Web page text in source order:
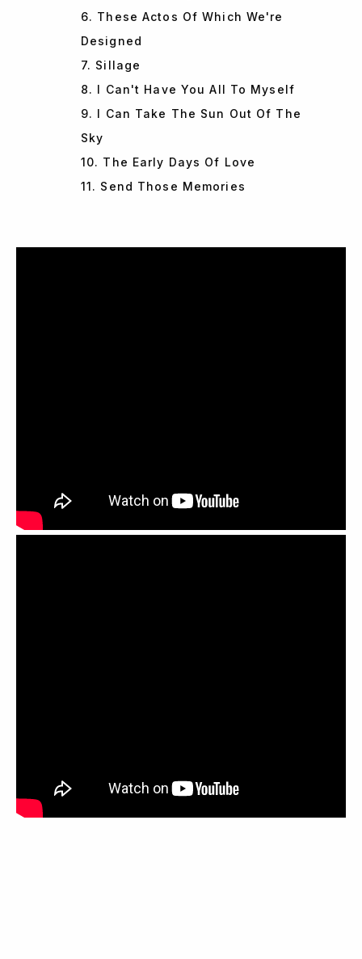
6. These Actos Of Which We're
Designed
7. Sillage
8. I Can't Have You All To Myself
9. I Can Take The Sun Out Of The
Sky
10. The Early Days Of Love
11. Send Those Memories